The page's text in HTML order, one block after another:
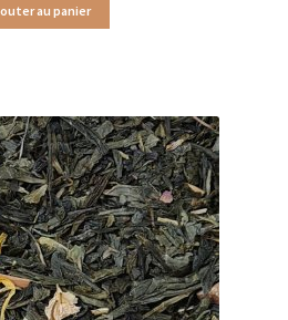
à offrir
thés et infusions
ventes et mentions légales
au panier